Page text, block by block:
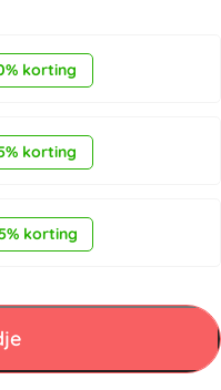
korting
korting
korting